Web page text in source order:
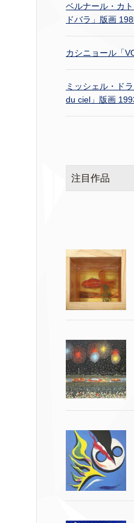
ベルナール・カ
ドバラ」版画
カシニョール「
ミッシェル・ド
du ciel」版画
注目作品